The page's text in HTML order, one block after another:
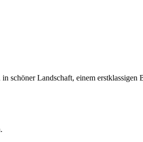
schöner Landschaft, einem erstklassigen